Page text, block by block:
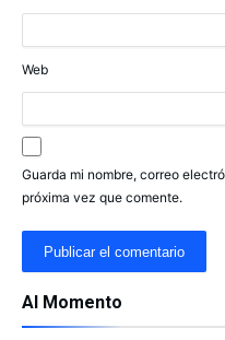
Web
Guarda mi nombre, correo
próxima vez que comente.
Al Momento